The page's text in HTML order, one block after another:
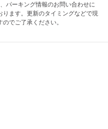
パーキング情報のお問い合わせに
ます。更新のタイミングなどで現
でご了承ください。